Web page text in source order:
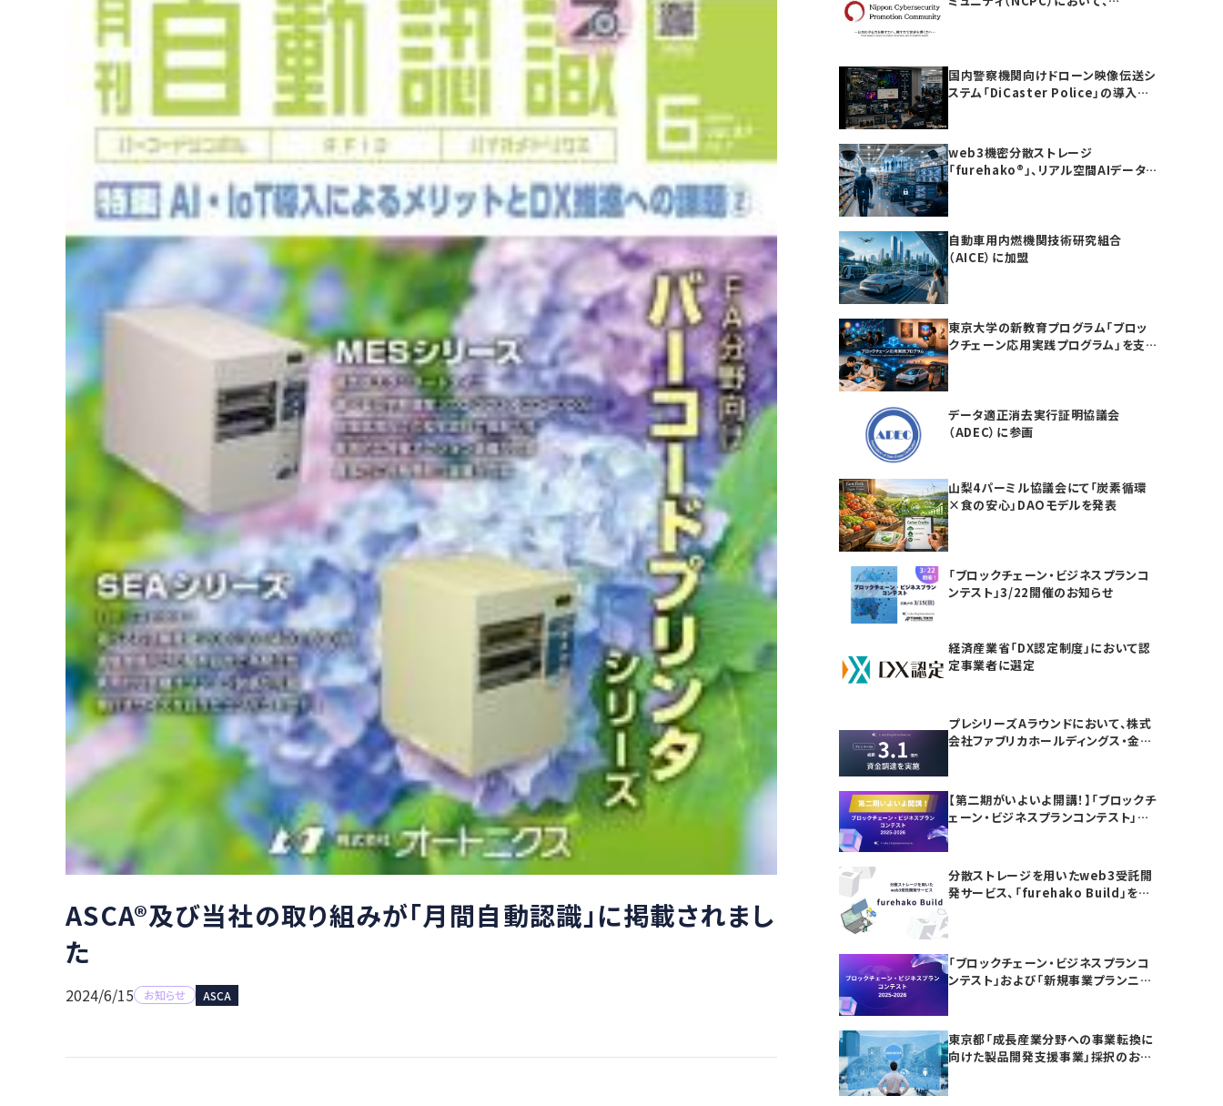
ASCA®及び当社の取り組みが「月間自動認識」に掲載されまし
た
2024/6/15 お知らせ ASCA
国内警察機関向けドローン映像伝送シ
ステム「DiCaster Police」の導入を
web3機密分散ストレージ
「furehako®」、リアル空間AIデータ
自動車用内燃機関技術研究組合
（AICE）に加盟
東京大学の新教育プログラム「ブロッ
クチェーン応用実践プログラム」を支
データ適正消去実行証明協議会
（ADEC）に参画
山梨4パーミル協議会にて「炭素循環
×食の安心」DAOモデルを発表
「ブロックチェーン・ビジネスプランコ
ンテスト」3/22開催のお知らせ
経済産業省「DX認定制度」において認
定事業者に選定
プレシリーズAラウンドにおいて、株式
会社ファブリカホールディングス・金融
【第二期がいよいよ開講！】「ブロックチ
ェーン・ビジネスプランコンテスト」お
分散ストレージを用いたweb3受託開
発サービス、「furehako Build」を提
「ブロックチェーン・ビジネスプランコ
ンテスト」および「新規事業プランニン
東京都「成長産業分野への事業転換に
向けた製品開発支援事業」採択のお知